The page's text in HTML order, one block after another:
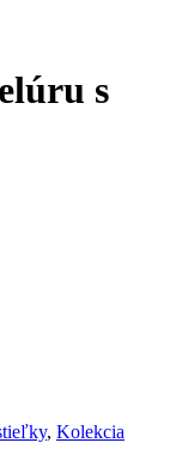
s
, Kolekcia